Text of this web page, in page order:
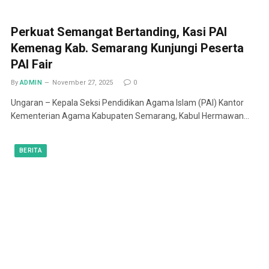
Perkuat Semangat Bertanding, Kasi PAI
Kemenag Kab. Semarang Kunjungi Peserta
PAI Fair
By ADMIN November 27, 2025 0
Ungaran – Kepala Seksi Pendidikan Agama Islam (PAI) Kantor
Kementerian Agama Kabupaten Semarang, Kabul Hermawan…
BERITA